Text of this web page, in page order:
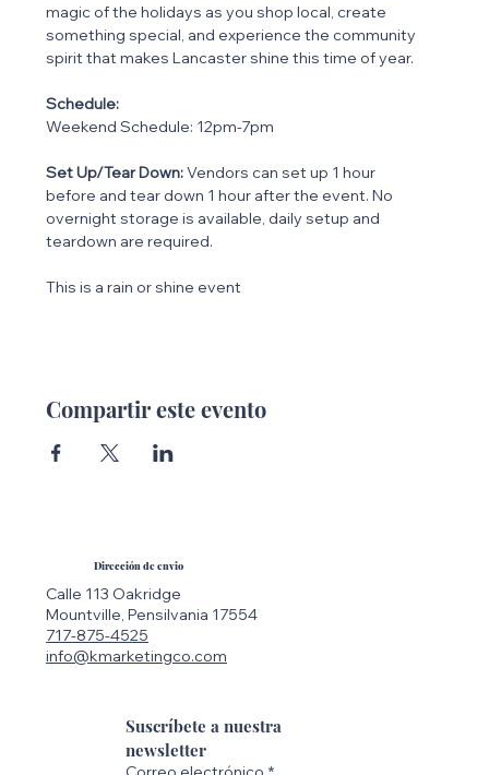
magic of the holidays as you shop local, create
something special, and experience the community
spirit that makes Lancaster shine this time of year.
Schedule:
Weekend Schedule: 12pm-7pm
Set Up/Tear Down: Vendors can set up 1 hour
before and tear down 1 hour after the event. No
overnight storage is available, daily setup and
teardown are required.
This is a rain or shine event
Compartir este evento
Dirección de envio
Calle 113 Oakridge
Mountville, Pensilvania 17554
717-875-4525
info@kmarketingco.com
Suscríbete a nuestra
newsletter